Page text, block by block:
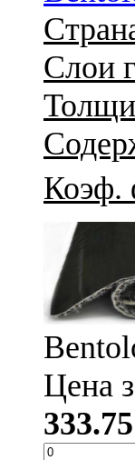
Слои
Коэф.
Цена
333.75